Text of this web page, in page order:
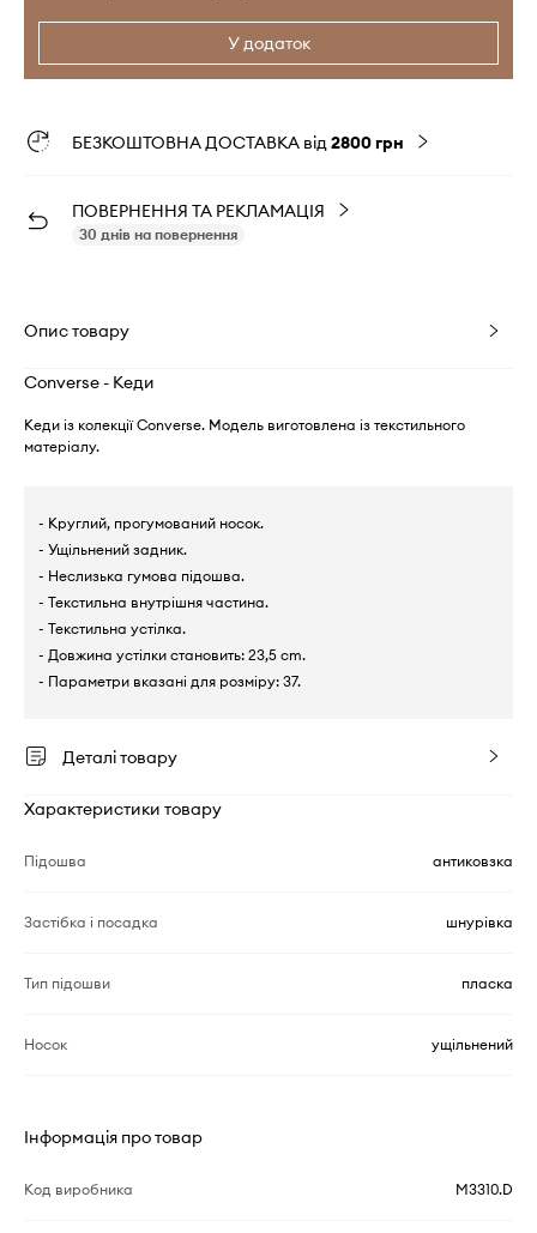
У додаток
БЕЗКОШТОВНА ДОСТАВКА від2800 грн
ПОВЕРНЕННЯ ТА РЕКЛАМАЦІЯ
30 днів на повернення
Опис товару
Converse - Кеди
Кеди із колекції Converse. Модель виготовлена із текстильного
матеріалу.
- Круглий, прогумований носок.
- Ущільнений задник.
- Неслизька гумова підошва.
- Текстильна внутрішня частина.
- Текстильна устілка.
- Довжина устілки становить: 23,5 cm.
- Параметри вказані для розміру: 37.
Деталі товару
Характеристики товару
Підошва антиковзка
Застібка і посадка шнурівка
Тип підошви пласка
Носок ущільнений
Інформація про товар
Код виробника M3310.D